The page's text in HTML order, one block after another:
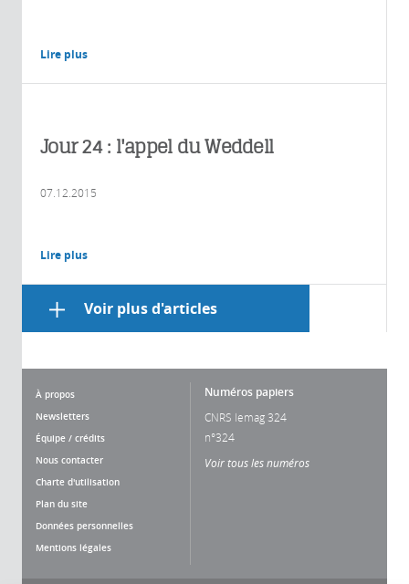
Lire plus
Jour 24 : l'appel du Weddell
07.12.2015
Lire plus
Voir plus d'articles
À propos
Newsletters
Équipe / crédits
Nous contacter
Charte d'utilisation
Plan du site
Données personnelles
Mentions légales
Numéros papiers
CNRS lemag 324
n°324
Voir tous les numéros